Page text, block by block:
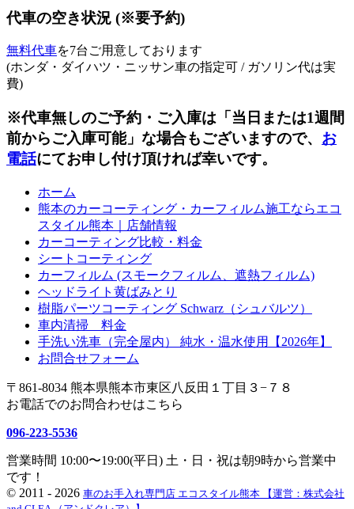
代車の空き状況 (※要予約)
無料代車を7台ご用意しております
(ホンダ・ダイハツ・ニッサン車の指定可 / ガソリン代は実
費)
※代車無しのご予約・ご入庫は「当日または1週間
前からご入庫可能」な場合もございますので、 お
電話にてお申し付け頂ければ幸いです。
ホーム
熊本のカーコーティング・カーフィルム施工ならエコ
スタイル熊本｜店舗情報
カーコーティング比較・料金
シートコーティング
カーフィルム (スモークフィルム、遮熱フィルム)
ヘッドライト黄ばみとり
樹脂パーツコーティング Schwarz（シュバルツ）
車内清掃 料金
手洗い洗車（完全屋内） 純水・温水使用【2026年】
お問合せフォーム
〒861-8034 熊本県熊本市東区八反田１丁目３−７８
お電話でのお問合わせはこちら
096-223-5536
営業時間 10:00〜19:00(平日) 土・日・祝は朝9時から営業中
です！
© 2011 - 2026 車のお手入れ専門店 エコスタイル熊本 【運営：株式会社